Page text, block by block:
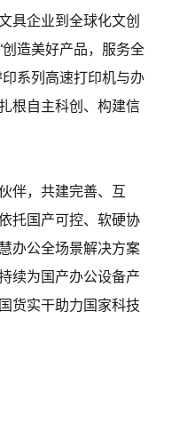
具企业到全球化文创
造美好产品，服务全
系列高速打印机与办
根自主科创、构建信
伴，共建完善、互
托国产可控、软硬协
办公全场景解决方案
续为国产办公设备产
货实干助力国家科技